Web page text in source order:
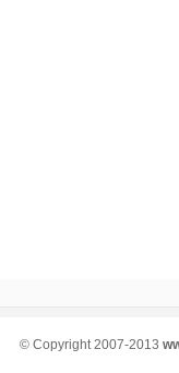
© Copyright 2007-2013